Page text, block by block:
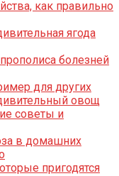
как правильно
ягода
болезней
для других
овощ
советы и
в домашних
пригодятся